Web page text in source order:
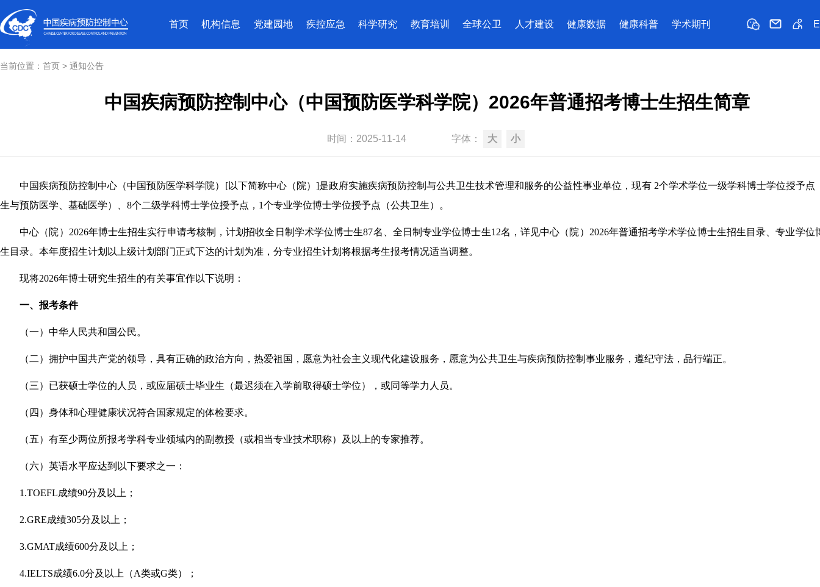
首页 机构信息 党建园地 疾控应急 科学研究 教育培训 全球公卫 人才建设 健康数据 健康科普 学术期刊
当前位置： 首页 > 通知公告
中国疾病预防控制中心（中国预防医学科学院）2026年普通招考博士生招生简章
时间： 2025-11-14 字体： 大 小
中国疾病预防控制中心（中国预防医学科学院）[以下简称中心（院）]是政府实施疾病预防控制与公共卫生技术管理和服务的公益性事业单位，现有 2个学术学位一级学科博士学位授予点
生与预防医学、基础医学）、8个二级学科博士学位授予点，1个专业学位博士学位授予点（公共卫生）。
中心（院）2026年博士生招生实行申请考核制，计划招收全日制学术学位博士生87名、全日制专业学位博士生12名，详见中心（院）2026年普通招考学术学位博士生招生目录、专业学位
生目录。本年度招生计划以上级计划部门正式下达的计划为准，分专业招生计划将根据考生报考情况适当调整。
现将2026年博士研究生招生的有关事宜作以下说明：
一、报考条件
（一）中华人民共和国公民。
（二）拥护中国共产党的领导，具有正确的政治方向，热爱祖国，愿意为社会主义现代化建设服务，愿意为公共卫生与疾病预防控制事业服务，遵纪守法，品行端正。
（三）已获硕士学位的人员，或应届硕士毕业生（最迟须在入学前取得硕士学位），或同等学力人员。
（四）身体和心理健康状况符合国家规定的体检要求。
（五）有至少两位所报考学科专业领域内的副教授（或相当专业技术职称）及以上的专家推荐。
（六）英语水平应达到以下要求之一：
1.TOEFL成绩90分及以上；
2.GRE成绩305分及以上；
3.GMAT成绩600分及以上；
4.IELTS成绩6.0分及以上（A类或G类）；